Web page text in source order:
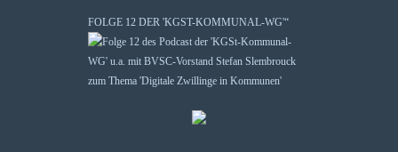
FOLGE 12 DER 'KGST-KOMMUNAL-WG'“